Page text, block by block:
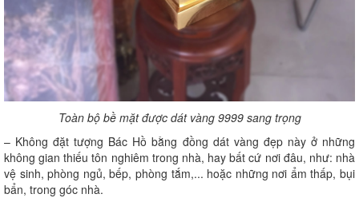
Toàn bộ bề mặt được dát vàng 9999 sang trọng
– Không đặt tượng Bác Hồ bằng đồng dát vàng đẹp này ở những
không gian thiếu tôn nghiêm trong nhà, hay bất cứ nơi đâu, như: nhà
vệ sinh, phòng ngủ, bếp, phòng tắm,... hoặc những nơi ẩm thấp, bụi
bẩn, trong góc nhà.